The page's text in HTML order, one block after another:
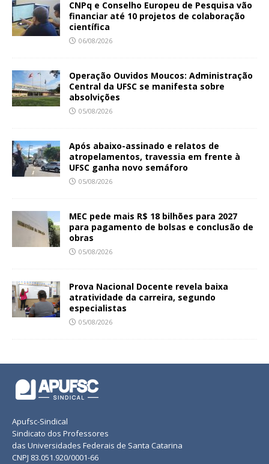
CNPq e Conselho Europeu de Pesquisa vão
financiar até 10 projetos de colaboração
científica
06/08/2026
Operação Ouvidos Moucos: Administração
Central da UFSC se manifesta sobre
absolvições
05/08/2026
Após abaixo-assinado e relatos de
atropelamentos, travessia em frente à
UFSC ganha novo semáforo
05/08/2026
MEC pede mais R$ 18 bilhões para 2027
para pagamento de bolsas e conclusão de
obras
05/08/2026
Prova Nacional Docente revela baixa
atratividade da carreira, segundo
especialistas
05/08/2026
Apufsc-Sindical
Sindicato dos Professores
das Universidades Federais de Santa Catarina
CNPJ 83.051.920/0001-66